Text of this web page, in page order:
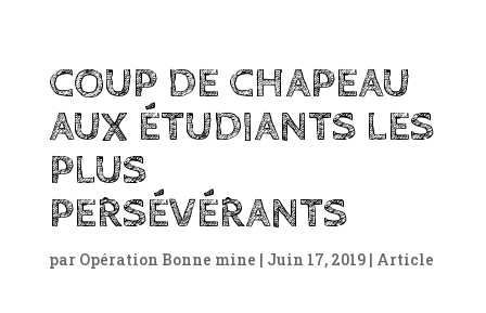
COUP DE CHAPEAU
AUX ÉTUDIANTS LES
PLUS
PERSÉVÉRANTS
par Opération Bonne mine | Juin 17, 2019| Article